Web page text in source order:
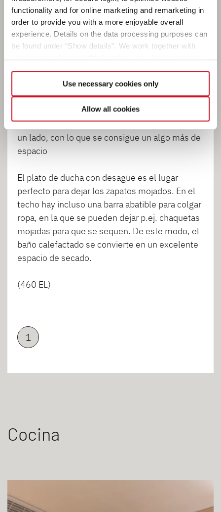
functionality and for online marketing and remarketing in
order to provide you with a more enjoyable overall
experience. Details on the data processing purposes can
be found under “Show details”. We work together with
data for their own purposes and merge it with other data if
necessary. If you click the “Allow cookies” button or
select individual cookies in the detailed view, you provide
your consent to the processing of your data for the
and not required to use our website. You can view your
selected settings at any time as well as deselect or
change them later (such as by using the fingerprint button
information in our Privacy Policy.
Allow all cookies
Use necessary cookies only
Cuarto de aseo compacto para empezar
bien el día
¡Ideal para asearse por la mañana! ¡Un cuarto
hace demasiado fresquito, el abastecimiento de
agua caliente viene de serie.
La ventaja del inodoro giratorio instalado aquí es
que, cuando no se utiliza, puede girarse hacia
un lado, con lo que se consigue un algo más de
espacio
El plato de ducha con desagüe es el lugar
perfecto para dejar los zapatos mojados. En el
techo hay incluso una barra abatible para colgar
ropa, en la que se pueden dejar p.ej. chaquetas
mojadas para que se sequen. De este modo, el
baño calefactado se convierte en un excelente
espacio de secado.
(460 EL)
1
Cocina